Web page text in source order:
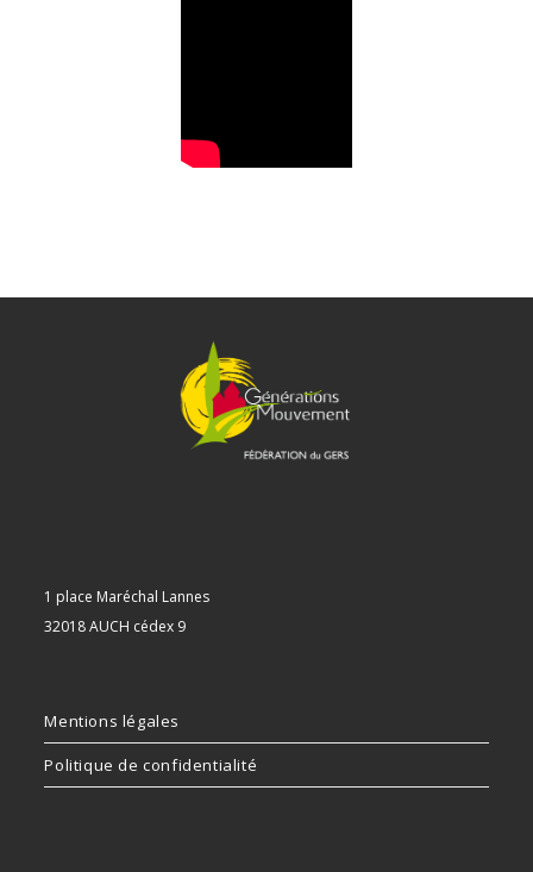
1 place Maréchal Lannes
32018 AUCH cédex 9
Mentions légales
Politique de confidentialité